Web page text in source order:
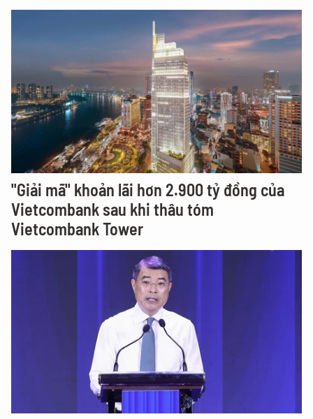
"Giải mã" khoản lãi hơn 2.900 tỷ đồng của
Vietcombank sau khi thâu tóm
Vietcombank Tower